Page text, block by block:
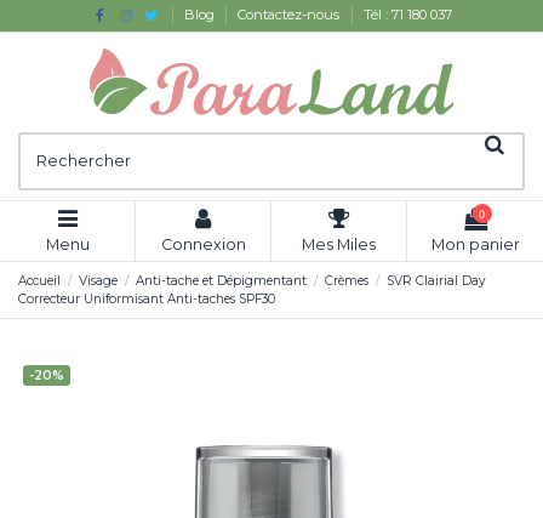
Blog Contactez-nous Tél : 71 180 037
Menu Connexion Mes Miles
0
Mon panier
Accueil Visage Anti-tache et Dépigmentant Crèmes
SVR Clairial Day
Correcteur Uniformisant Anti-taches SPF30
-20%